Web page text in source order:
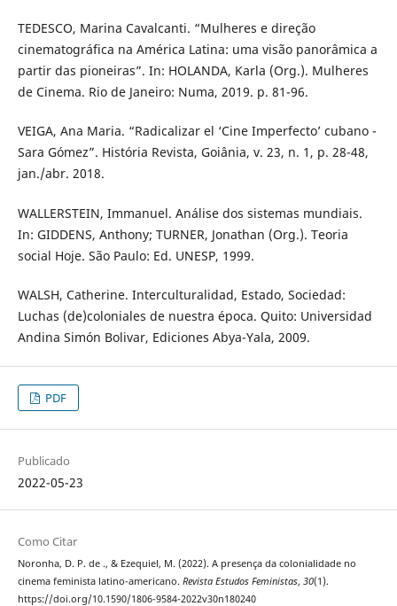
TEDESCO, Marina Cavalcanti. “Mulheres e direção
cinematográfica na América Latina: uma visão panorâmica a
partir das pioneiras”. In: HOLANDA, Karla (Org.). Mulheres
de Cinema. Rio de Janeiro: Numa, 2019. p. 81-96.
VEIGA, Ana Maria. “Radicalizar el ‘Cine Imperfecto’ cubano -
Sara Gómez”. História Revista, Goiânia, v. 23, n. 1, p. 28-48,
jan./abr. 2018.
WALLERSTEIN, Immanuel. Análise dos sistemas mundiais.
In: GIDDENS, Anthony; TURNER, Jonathan (Org.). Teoria
social Hoje. São Paulo: Ed. UNESP, 1999.
WALSH, Catherine. Interculturalidad, Estado, Sociedad:
Luchas (de)coloniales de nuestra época. Quito: Universidad
Andina Simón Bolivar, Ediciones Abya-Yala, 2009.
PDF
Publicado
2022-05-23
Como Citar
Noronha, D. P. de ., & Ezequiel, M. (2022). A presença da colonialidade no
cinema feminista latino-americano. Revista Estudos Feministas, 30(1).
https://doi.org/10.1590/1806-9584-2022v30n180240